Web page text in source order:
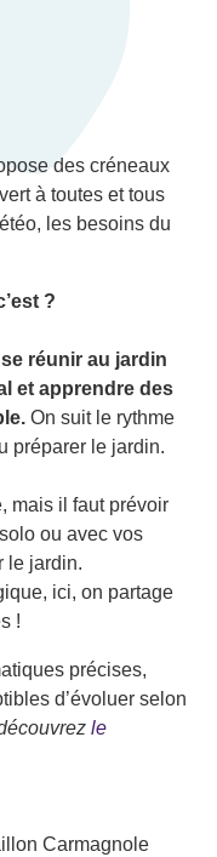
des créneaux
à toutes et tous
les besoins du
?
réunir au jardin
et apprendre des
On suit le rythme
préparer le jardin.
mais il faut prévoir
ou avec vos
le jardin.
ici, on partage
!
précises,
d’évoluer selon
le
Carmagnole